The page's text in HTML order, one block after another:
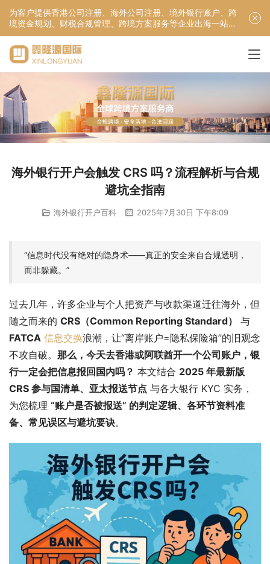
为客户提供香港公司注册、海外公司注册、境外银行账户、跨
境资金规划、财税合规管理、跨境方案服务等企业出海一站式
服务！
海外银行开户会触发 CRS 吗？流程解析与合规
避坑全指南
海外银行开户百科 2025年7月30日 下午8:09
“信息时代没有绝对的隐身术——真正的安全来自合规透明，
而非躲藏。”
过去几年，许多企业与个人把资产与收款渠道迁往海外，但
随之而来的 CRS（Common Reporting Standard）
FATCA 信息交换浪潮，让“离岸账户=隐私保险箱”的旧观念
不攻自破。 那么，今天去香港或阿联酋开一个公司账户，银
行一定会把信息报回国内吗？ 本文结合 2025 年最新版
CRS 参与国清单、亚太报送节点 与各大银行 KYC 实务，
为您梳理 “账户是否被报送” 的判定逻辑、各环节资料准
备、常见误区与避坑要诀。